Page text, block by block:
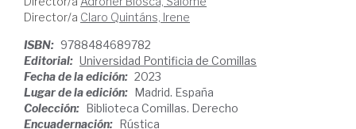
Director/a Claro Quintáns, Irene
ISBN: 9788484689782
Editorial: Universidad Pontificia de Comillas
Fecha de la edición: 2023
Lugar de la edición: Madrid. España
Colección: Biblioteca Comillas. Derecho
Encuadernación: Rústica